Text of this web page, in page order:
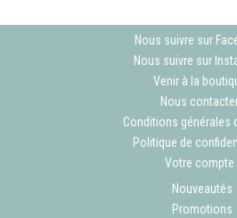
Nous suivre sur
Nous suivre sur
Venir à la
Nous
Conditions générales
Politique de
Votre compte
Nouveautés
Promotions